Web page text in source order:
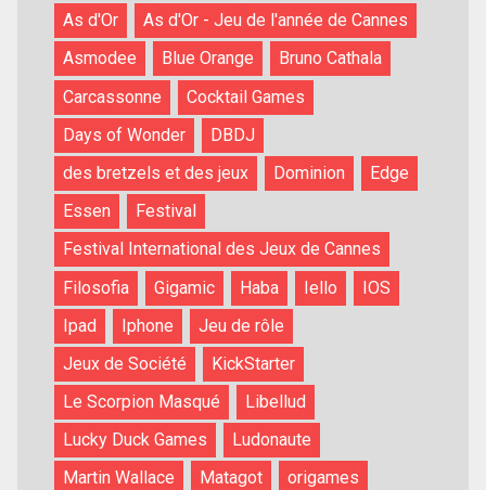
As d'Or
As d'Or - Jeu de l'année de Cannes
Asmodee
Blue Orange
Bruno Cathala
Carcassonne
Cocktail Games
Days of Wonder
DBDJ
des bretzels et des jeux
Dominion
Edge
Essen
Festival
Festival International des Jeux de Cannes
Filosofia
Gigamic Haba Iello
IOS
Ipad
Iphone
Jeu de rôle
Jeux de Société
KickStarter
Le Scorpion Masqué
Libellud
Lucky Duck Games
Ludonaute
Martin Wallace
Matagot
origames